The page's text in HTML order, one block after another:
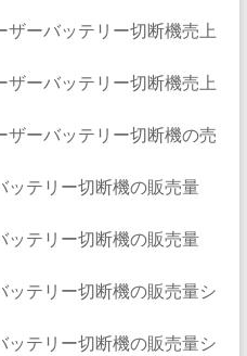
ザーバッテリー切断機売上
ザーバッテリー切断機売上
ザーバッテリー切断機の売
ッテリー切断機の販売量
ッテリー切断機の販売量
ッテリー切断機の販売量シ
ッテリー切断機の販売量シ